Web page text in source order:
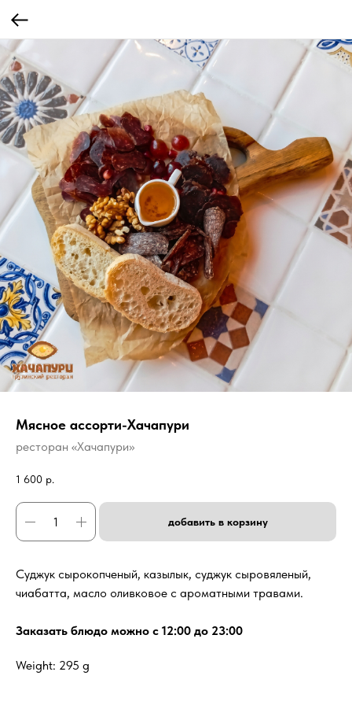
Мясное ассорти-Хачапури
ресторан «Хачапури»
1 600 р.
добавить в корзину
Суджук сырокопченый, казылык, суджук сыровяленый,
чиабатта, масло оливковое с ароматными травами.
Заказать блюдо можно с 12:00 до 23:00
Weight: 295 g